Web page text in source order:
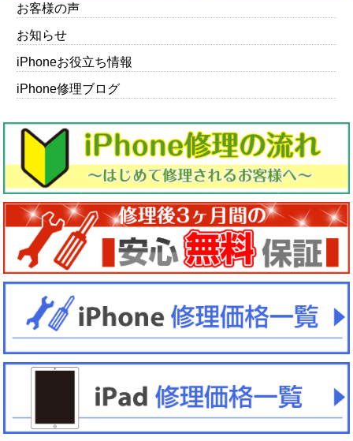
お客様の声
お知らせ
iPhoneお役立ち情報
iPhone修理ブログ